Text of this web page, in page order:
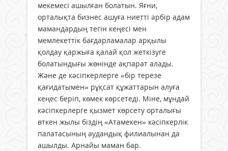
мекемесі ашылған болатын. Яғни,
орталықта бизнес ашуға ниетті әрбір адам
мамандардың тегін кеңесі мен
мемлекеттік бағдарламалар арқылы
қолдау қаржыға қалай қол жеткізуге
болатындығы жөнінде ақпарат алады.
Және де кәсіпкерлерге «бір терезе
қағидатымен» рұқсат құжаттарын алуға
кеңес беріп, көмек көрсетеді. Міне, мұндай
кәсіпкерлерге қызмет көрсету орталығы
өткен жылы біздің «Атамекен» кәсіпкерлік
палатасының аудандық филиалынан да
ашылды. Арнайы маман бар.